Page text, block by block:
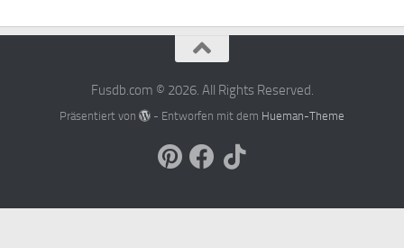
Fusdb.com © 2026. All Rights Reserved.
Präsentiert von - Entworfen mit dem Hueman-Theme